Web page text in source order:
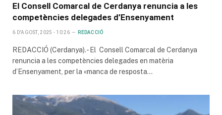
El Consell Comarcal de Cerdanya renuncia a les
competències delegades d’Ensenyament
6 D'AGOST, 2025 - 10:26 REDACCIÓ
REDACCIÓ (Cerdanya).- El Consell Comarcal de Cerdanya
renuncia a les competències delegades en matèria
d’Ensenyament, per la «manca de resposta…